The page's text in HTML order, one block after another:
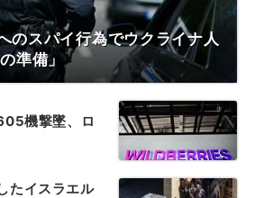
のスパイ行為でウクライナ人
準備」
機撃墜、ロ
たイスラエル